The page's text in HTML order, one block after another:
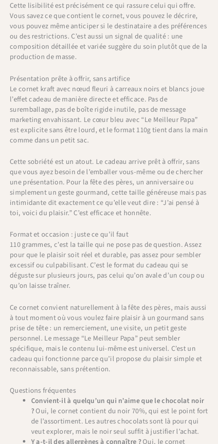
Cette lisibilité est précisément ce qui rassure celui qui offre.
Vous savez ce que contient le cornet, vous pouvez le décrire,
vous pouvez même anticiper si le destinataire a des préférences
ou des restrictions. C’est aussi un signal de qualité : une
composition détaillée et variée suggère du soin plutôt que de la
production de masse.
Présentation prête à offrir, sans artifice
Le cornet kraft avec nœud fleuri à carreaux noirs et blancs joue
l’effet cadeau de manière directe et efficace. Pas de
suremballage, pas de boîte rigide inutile, pas de message
marketing envahissant. Le cœur bleu avec “Le Meilleur Papa”
est explicite sans être lourd, et le format 110g tient dans la main
comme dans un petit sac.
Cette sobriété est un atout. Le cadeau arrive prêt à offrir, sans
que vous ayez besoin de l’emballer vous-même ou de chercher
une présentation. Pour la fête des pères, un anniversaire ou
simplement un geste gourmand, cette taille généreuse mais pas
intimidante dit exactement ce qu’elle veut dire : “J’ai pensé à
toi, voici du plaisir.” C’est efficace et honnête.
Format et occasion : juste ce qu’il faut
110 grammes, c’est la taille qui ne pose pas de question. Assez
pour que le plaisir soit réel et durable, pas assez pour sembler
excessif ou culpabilisant. C’est le format du cadeau qui se
déguste sur plusieurs jours, pas celui qu’on avale d’un coup ou
qu’on laisse traîner.
Ce cornet convient naturellement à la fête des pères, mais aussi
à tout moment où vous voulez faire plaisir à un gourmand sans
prise de tête : un remerciement, une visite, un petit geste
personnel. Le message “Le Meilleur Papa” peut sembler
spécifique, mais le contenu lui-même est universel. C’est un
cadeau qui fonctionne parce qu’il propose du plaisir simple et
reconnaissable, sans prétention.
Questions fréquentes
Convient-il à quelqu’un qui n’aime que le chocolat noir
?Oui, le cornet contient du noir 70%, qui est le point fort
de l’assortiment. Les autres chocolats sont là pour qui
veut explorer, mais le noir seul suffit à justifier l’achat.
Y a-t-il des allergènes à connaître ?Oui, le cornet